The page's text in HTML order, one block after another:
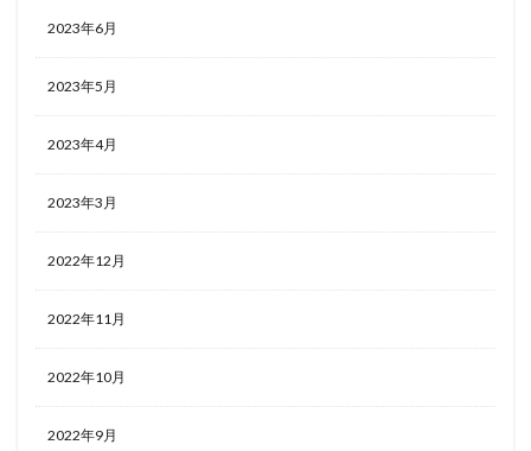
2023年6月
2023年5月
2023年4月
2023年3月
2022年12月
2022年11月
2022年10月
2022年9月